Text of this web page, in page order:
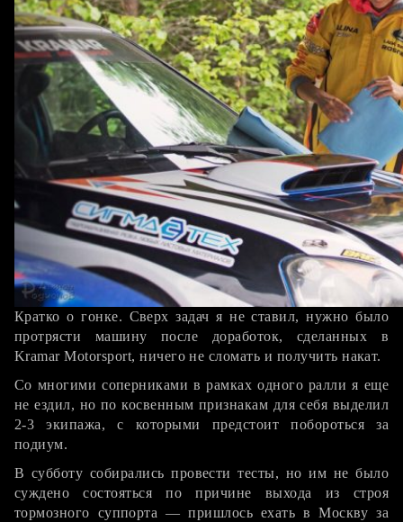
Кратко о гонке. Сверх задач я не ставил, нужно было
протрясти машину после доработок, сделанных в
Kramar Motorsport, ничего не сломать и получить накат.
Со многими соперниками в рамках одного ралли я еще
не ездил, но по косвенным признакам для себя выделил
2-3 экипажа, с которыми предстоит побороться за
подиум.
В субботу собирались провести тесты, но им не было
суждено состояться по причине выхода из строя
тормозного суппорта — пришлось ехать в Москву за